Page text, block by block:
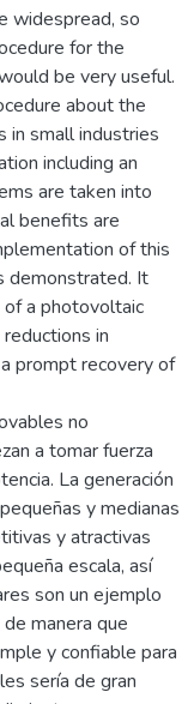
widespread, so
for the
be very useful.
about the
small industries
including an
are taken into
benefits are
of this
demonstrated. It
a photovoltaic
in
prompt recovery of
no
a tomar fuerza
La generación
y medianas
y atractivas
escala, así
son un ejemplo
manera que
y confiable para
sería de gran